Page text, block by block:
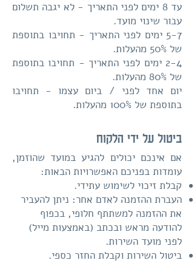
עד 8 ימים לפני התאריך - לא יגבה תשלום
עבור שינוי מועד.
5-7 ימים לפני התאריך - תחויבו בתוספת
של 50% מהעלות.
2-4 ימים לפני התאריך - תחויבו בתוספת
של 80% מהעלות.
יום אחד לפני / ביום עצמו - תחויבו
בתוספת של 100% מהעלות.
ביטול על ידי הלקוח
אם אינכם יכולים להגיע במועד שהוזמן,
עומדות בפניכם האפשרויות הבאות:
קבלת זיכוי לשימוש עתידי.
העברת ההזמנה לאדם אחר: ניתן להעביר
את ההזמנה למשתתף חלופי, בכפוף
להודעה מראש ובכתב (באמצעות מייל)
לפני מועד השירות.
ביטול השירות וקבלת החזר כספי.